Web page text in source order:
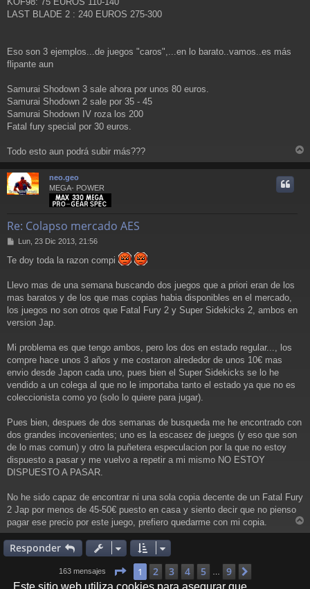
Este sitio web utiliza cookies para asegurar que
LAST BLADE 2 : 240 EUROS 275-300
Eso son 3 ejemplos...de juegos "caros",...en lo barato..vamos..es más
flipante aun
Samurai Shodown 3 sale ahora por unos 80 euros.
Samurai Shodown 2 sale por 35 - 45
Samurai Shodown IV roza los 200
Fatal fury special por 30 euros.
Todo esto aun podrá subir más???
r
neo.geo
MEGA- POWER
Re: Colapso mercado AES
M
n
a
e
Lun, 23 Dic 2013, 21:56
Te doy toda la razon compi
Llevo mas de una semana buscando dos juegos que a priori eran de los
mas baratos y de los que mas copias habia disponibles en el mercado,
los juegos no son otros que Fatal Fury 2 y Super Sidekicks 2, ambos en
version Jap.
Mi problema es que tengo ambos, pero los dos en estado regular..., los
compre hace unos 3 años y me costaron alrededor de unos 10€ mas
envio desde Japon cada uno, pues bien el Super Sidekicks se lo he
vendido a un colega al que no le importaba tanto el estado ya que no es
coleccionista como yo (solo lo quiere para jugar).
Pues bien, despues de dos semanas de busqueda me he encontrado con
dos grandes incovenientes; uno es la escasez de juegos (y eso que son
de lo mas comun) y otro la puñetera especulacion por la que no estoy
dispuesto a pasar y me vuelvo a repetir a mi mismo NO ESTOY
DISPUESTO A PASAR.
No he sido capaz de encontrar ni una sola copia decente de un Fatal Fury
2 Jap por menos de 45-50€ puesto en casa y siento decir que no pienso
pagar ese precio por este juego, prefiero quedarme con mi copia.
r
Responder
163 mensajes Página de 9
1 2 3 4 5 9